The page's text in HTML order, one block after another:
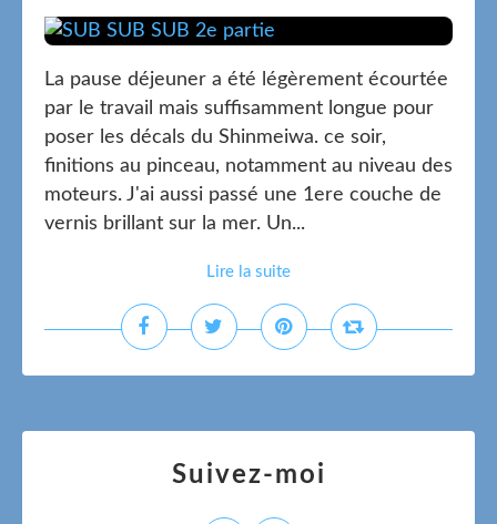
La pause déjeuner a été légèrement écourtée
par le travail mais suffisamment longue pour
poser les décals du Shinmeiwa. ce soir,
finitions au pinceau, notamment au niveau des
moteurs. J'ai aussi passé une 1ere couche de
vernis brillant sur la mer. Un...
Lire la suite
Suivez-moi